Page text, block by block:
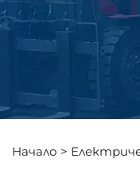
Начало >